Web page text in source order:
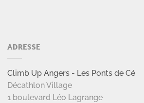
ADRESSE
Climb Up Angers - Les Ponts de Cé
Décathlon Village
1 boulevard Léo Lagrange